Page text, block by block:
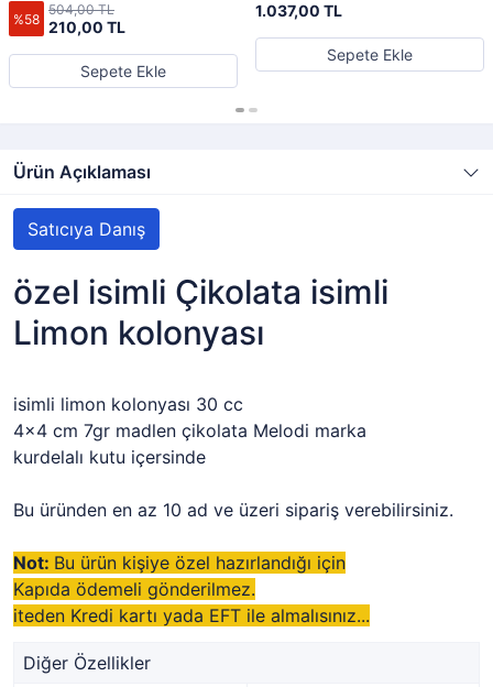
%58 210,00 TL
504,00 TL
Sepete Ekle
1.037,00 TL
Sepete Ekle
Ürün Açıklaması
Satıcıya Danış
özel isimli Çikolata isimli
Limon kolonyası
isimli limon kolonyası 30 cc
4x4 cm 7gr madlen çikolata Melodi marka
kurdelalı kutu içersinde
Bu üründen en az 10 ad ve üzeri sipariş verebilirsiniz.
Not: Bu ürün kişiye özel hazırlandığı için
Kapıda ödemeli gönderilmez.
iteden Kredi kartı yada EFT ile almalısınız...
Diğer Özellikler